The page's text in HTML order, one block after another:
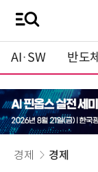
AI·SW 반도체
경제 경제